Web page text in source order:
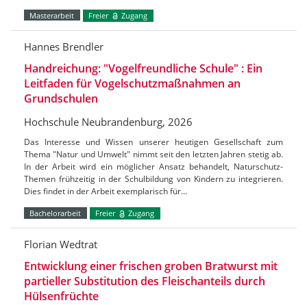
Masterarbeit Freier Zugang
Hannes Brendler
Handreichung: "Vogelfreundliche Schule" : Ein
Leitfaden für Vogelschutzmaßnahmen an
Grundschulen
Hochschule Neubrandenburg, 2026
Das Interesse und Wissen unserer heutigen Gesellschaft zum
Thema "Natur und Umwelt" nimmt seit den letzten Jahren stetig ab.
In der Arbeit wird ein möglicher Ansatz behandelt, Naturschutz-
Themen frühzeitig in der Schulbildung von Kindern zu integrieren.
Dies findet in der Arbeit exemplarisch für…
Bachelorarbeit Freier Zugang
Florian Wedtrat
Entwicklung einer frischen groben Bratwurst mit
partieller Substitution des Fleischanteils durch
Hülsenfrüchte